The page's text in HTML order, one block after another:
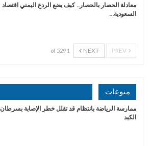
معادلة الحصار بالحصار.. كيف يضع الردع اليمني اقتصاد
السعودية…
NEXT
1 of 529
منوعات
ممارسة الرياضة بانتظام قد تقلل خطر الإصابة بسرطان
الكبد